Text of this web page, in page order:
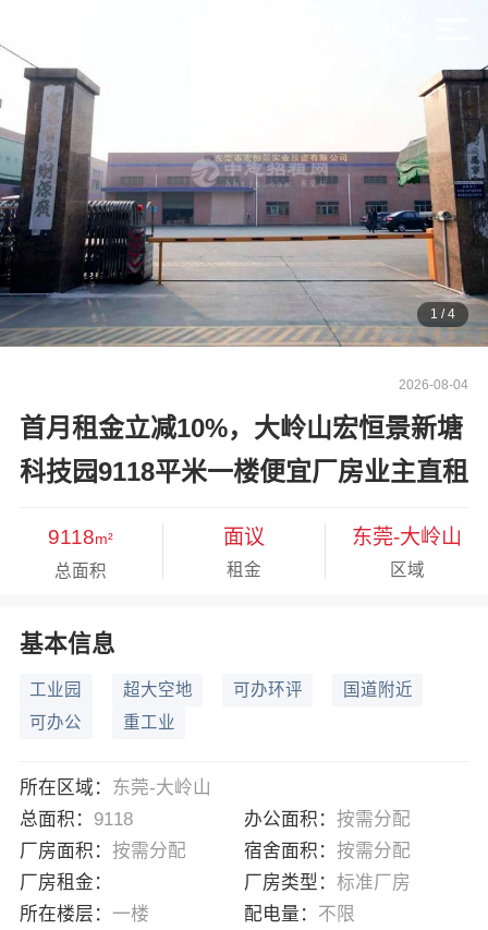
1 /4
2026-08-04
首月租金立减10%，大岭山宏恒景新塘
科技园9118平米一楼便宜厂房业主直租
9118m²
总面积
面议
租金
东莞-大岭山
区域
基本信息
工业园 超大空地 可办环评
国道附近
可办公
重工业
所在区域： 东莞-大岭山
总面积： 9118 办公面积： 按需分配
厂房面积： 按需分配 宿舍面积： 按需分配
厂房租金：
厂房类型： 标准厂房
所在楼层： 一楼 配电量： 不限